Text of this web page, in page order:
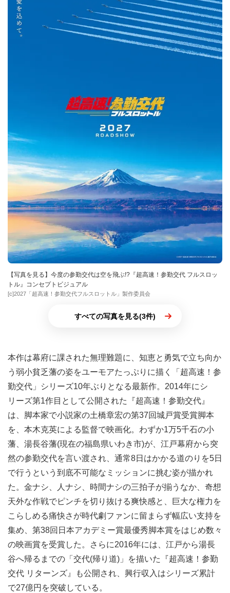
【写真を見る】今度の参勤交代は空を飛ぶ!?『超高速！参勤交代 フルスロッ
トル』コンセプトビジュアル
[c]2027「超高速！参勤交代フルスロットル」製作委員会
すべての写真を見る(3件)
本作は幕府に課された無理難題に、知恵と勇気で立ち向か
う弱小貧乏藩の姿をユーモアたっぷりに描く「超高速！参
勤交代」シリーズ10年ぶりとなる最新作。2014年にシ
リーズ第1作目として公開された『超高速！参勤交代』
は、脚本家で小説家の土橋章宏の第37回城戸賞受賞脚本
を、本木克英による監督で映画化。わずか1万5千石の小
藩、湯長谷藩(現在の福島県いわき市)が、江戸幕府から突
然の参勤交代を言い渡され、通常8日はかかる道のりを5日
で行うという到底不可能なミッションに挑む姿が描かれ
た。金ナシ、人ナシ、時間ナシの三拍子が揃うなか、奇想
天外な作戦でピンチを切り抜ける爽快感と、巨大な権力を
こらしめる痛快さが時代劇ファンに留まらず幅広い支持を
集め、第38回日本アカデミー賞最優秀脚本賞をはじめ数々
の映画賞を受賞した。さらに2016年には、江戸から湯長
谷へ帰るまでの「交代(帰り道)」を描いた『超高速！参勤
交代 リターンズ』も公開され、興行収入はシリーズ累計
で27億円を突破している。